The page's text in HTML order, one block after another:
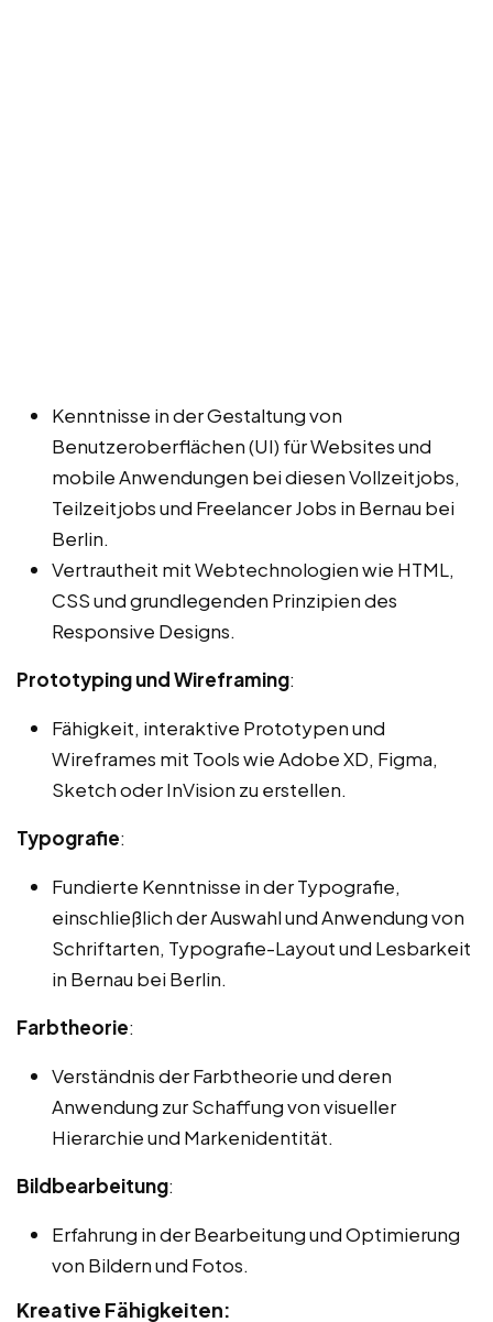
Kenntnisse in der Gestaltung von
Benutzeroberflächen (UI) für Websites und
mobile Anwendungen bei diesen Vollzeitjobs,
Teilzeitjobs und Freelancer Jobs in Bernau bei
Berlin.
Vertrautheit mit Webtechnologien wie HTML,
CSS und grundlegenden Prinzipien des
Responsive Designs.
Prototyping und Wireframing:
Fähigkeit, interaktive Prototypen und
Wireframes mit Tools wie Adobe XD, Figma,
Sketch oder InVision zu erstellen.
Typografie:
Fundierte Kenntnisse in der Typografie,
einschließlich der Auswahl und Anwendung von
Schriftarten, Typografie-Layout und Lesbarkeit
in Bernau bei Berlin.
Farbtheorie:
Verständnis der Farbtheorie und deren
Anwendung zur Schaffung von visueller
Hierarchie und Markenidentität.
Bildbearbeitung:
Erfahrung in der Bearbeitung und Optimierung
von Bildern und Fotos.
Kreative Fähigkeiten: